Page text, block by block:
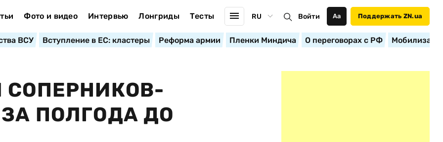
Фото и видео Интервью Лонгриды Тесты RU Войти Аа Поддержать ZN.ua
ВСУ Вступление в ЕС: кластеры Реформа армии Пленки Миндича О переговорах с РФ
СОПЕРНИКОВ-
ПОЛГОДА ДО